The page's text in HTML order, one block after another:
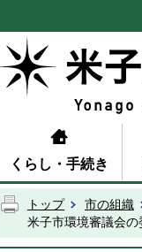
くらし・手続き
トップ 市の組織
米子市環境審議会の